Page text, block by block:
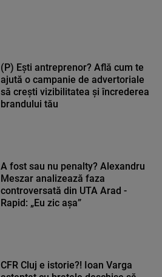
(P) Ești antreprenor? Află cum te
ajută o campanie de advertoriale
să crești vizibilitatea și încrederea
brandului tău
A fost sau nu penalty? Alexandru
Meszar analizează faza
controversată din UTA Arad -
Rapid: „Eu zic așa”
CFR Cluj e istorie?! Ioan Varga